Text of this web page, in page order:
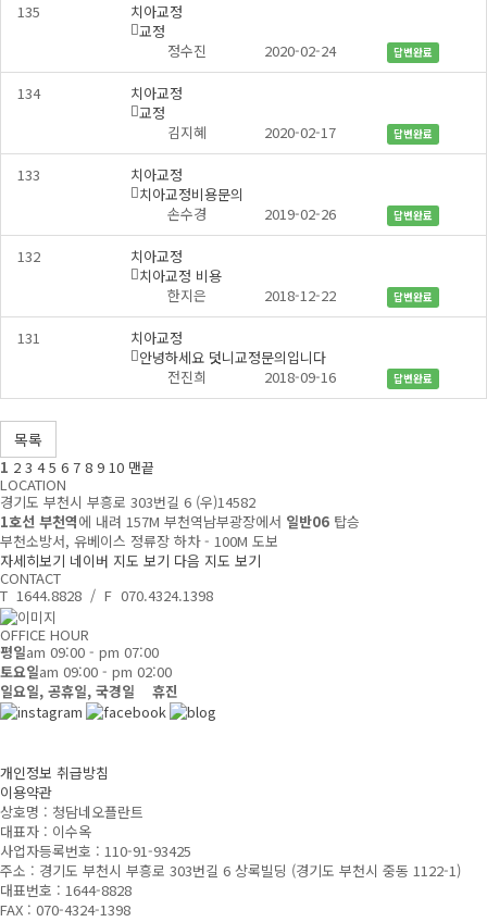
135
치아교정
교정
글
정수진 2020-02-24 답변완료
134
치아교정
교정
글
김지혜 2020-02-17 답변완료
133
치아교정
치아교정비용문의
글
손수경 2019-02-26 답변완료
132
치아교정
치아교정 비용
글
한지은 2018-12-22 답변완료
131
치아교정
안녕하세요 덧니교정문의입니다
글
전진희 2018-09-16 답변완료
목록
1 2 3 4 5 6 7 8 9 10 맨끝
LOCATION
경기도 부천시 부흥로 303번길 6 (우)14582
1호선 부천역에 내려 157M 부천역남부광장에서 일반06 탑승
부천소방서, 유베이스 정류장 하차 - 100M 도보
자세히보기 네이버 지도 보기 다음 지도 보기
CONTACT
T 1644.8828 / F 070.4324.1398
OFFICE HOUR
평일am 09:00 - pm 07:00
토요일am 09:00 - pm 02:00
일요일, 공휴일, 국경일 휴진
개인정보 취급방침
이용약관
상호명 : 청담네오플란트
대표자 : 이수옥
사업자등록번호 : 110-91-93425
주소 : 경기도 부천시 부흥로 303번길 6 상록빌딩 (경기도 부천시 중동 1122-1)
대표번호 : 1644-8828
FAX : 070-4324-1398